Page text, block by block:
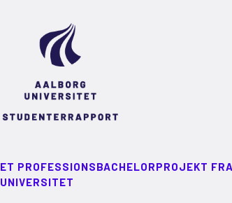
ET PROFESSIONSBACHELORPROJEKT
UNIVERSITET